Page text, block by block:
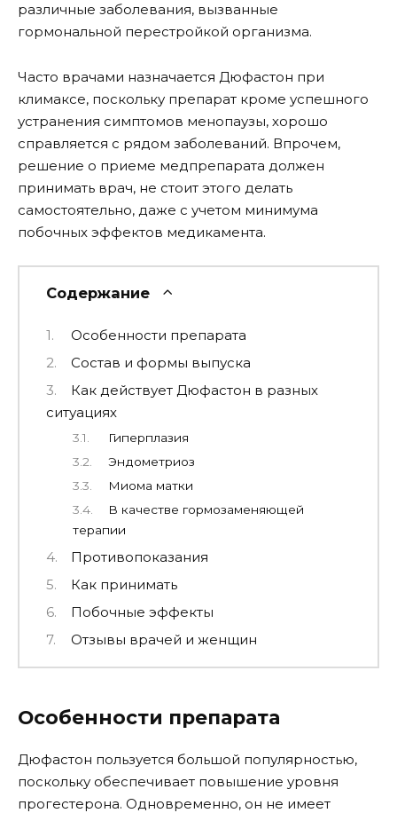
различные заболевания, вызванные
гормональной перестройкой организма.
Часто врачами назначается Дюфастон при
климаксе, поскольку препарат кроме успешного
устранения симптомов менопаузы, хорошо
справляется с рядом заболеваний. Впрочем,
решение о приеме медпрепарата должен
принимать врач, не стоит этого делать
самостоятельно, даже с учетом минимума
побочных эффектов медикамента.
Содержание
Особенности препарата
Состав и формы выпуска
Как действует Дюфастон в разных
ситуациях
Гиперплазия
Эндометриоз
Миома матки
В качестве гормозаменяющей
терапии
Противопоказания
Как принимать
Побочные эффекты
Отзывы врачей и женщин
Особенности препарата
Дюфастон пользуется большой популярностью,
поскольку обеспечивает повышение уровня
прогестерона. Одновременно, он не имеет